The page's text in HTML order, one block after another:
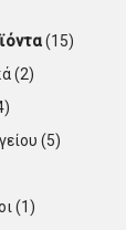
(15)
(2)
(5)
(1)